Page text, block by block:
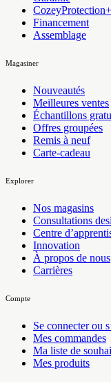
CozeyProtection+
Financement
Assemblage
Magasiner
Nouveautés
Meilleures ventes
Échantillons
Offres groupées
Remis à neuf
Carte-cadeau
Explorer
Nos magasins
Consultations
Centre
Innovation
À propos de nous
Carrières
Compte
Se connecter ou
Mes commandes
Ma liste de
Mes produits